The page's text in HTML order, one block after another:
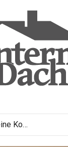
Das Leben ist eine Komposition